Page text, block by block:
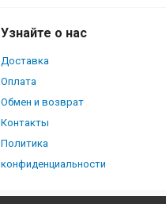
Узнайте о нас
Доставка
Оплата
Обмен и возврат
Контакты
Политика
конфиденциальности